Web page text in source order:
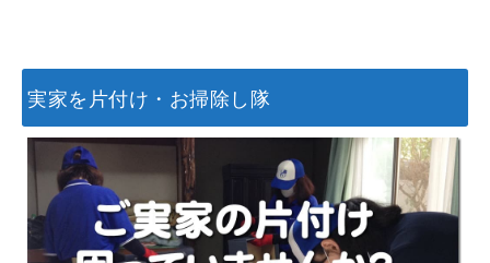
実家を片付け・お掃除し隊